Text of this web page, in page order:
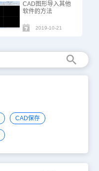
CAD图形导入其他
软件的方法
2019-10-21
CAD保存